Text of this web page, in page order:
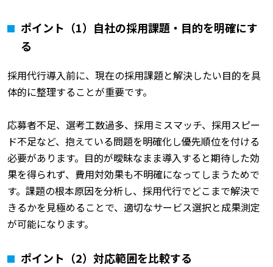
ポイント（1）自社の採用課題・目的を明確にす
る
採用代行導入前に、現在の採用課題と解決したい目的を具
体的に整理することが重要です。
応募者不足、選考工数過多、採用ミスマッチ、採用スピー
ド不足など、抱えている問題を明確化し優先順位を付ける
必要があります。目的が曖昧なまま導入すると期待した効
果を得られず、費用対効果も不明確になってしまうためで
す。課題の根本原因を分析し、採用代行でどこまで解決で
きるかを見極めることで、適切なサービス選択と成果測定
が可能になります。
ポイント（2）対応範囲を比較する